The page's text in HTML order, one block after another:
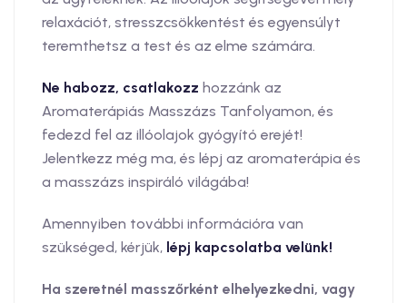
relaxációt, stresszcsökkentést és egyensúlyt
teremthetsz a test és az elme számára.
Ne habozz, csatlakozz hozzánk az
Aromaterápiás Masszázs Tanfolyamon, és
fedezd fel az illóolajok gyógyító erejét!
Jelentkezz még ma, és lépj az aromaterápia és
a masszázs inspiráló világába!
Amennyiben további információra van
szükséged, kérjük, lépj kapcsolatba velünk!
Ha szeretnél masszőrként elhelyezkedni, vagy